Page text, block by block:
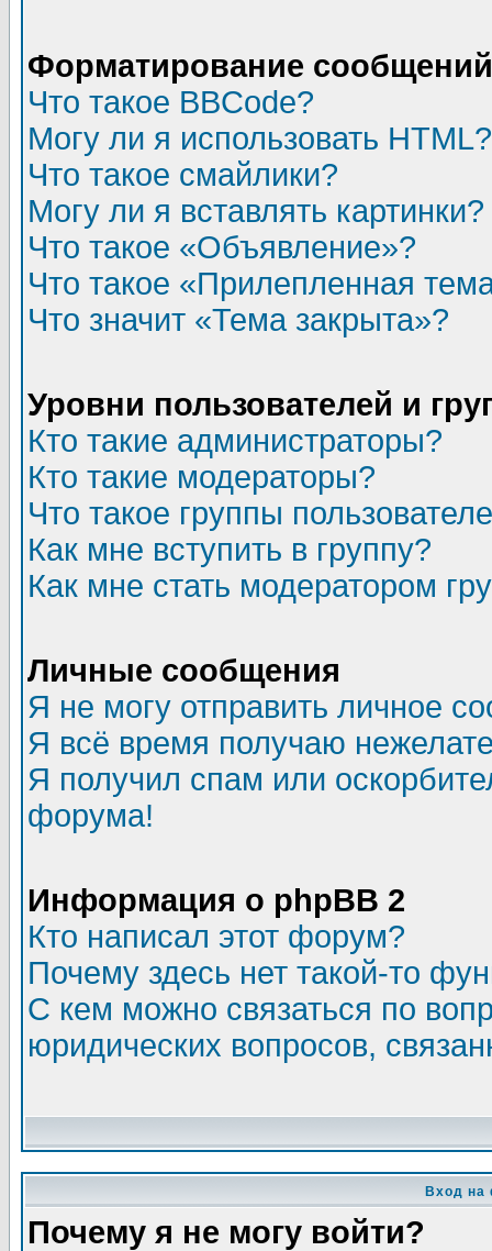
Форматирование
Что такое BBCode?
Могу ли я использовать HTML?
Что такое смайлики?
Могу ли я вставлять картинки?
Что такое «Объявление»?
Что такое «Прилепленная
Что значит «Тема закрыта»?
Уровни пользователей и
Кто такие администраторы?
Кто такие модераторы?
Что такое группы
Как мне вступить в группу?
Как мне стать модератором
Личные сообщения
Я не могу отправить личное
Я всё время получаю
Я получил спам или
форума!
Информация о phpBB 2
Кто написал этот форум?
Почему здесь нет такой-то
С кем можно связаться по
юридических вопросов,
Вход на
Почему я не могу войти?